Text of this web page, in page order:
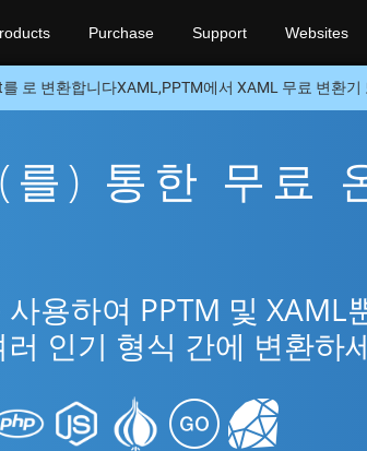
Purchase Support Websites
로 변환합니다XAML,PPTM에서 XAML 무료 변환기
) 통한 무료
용하여 PPTM 및 XAML
인기 형식 간에 변환하